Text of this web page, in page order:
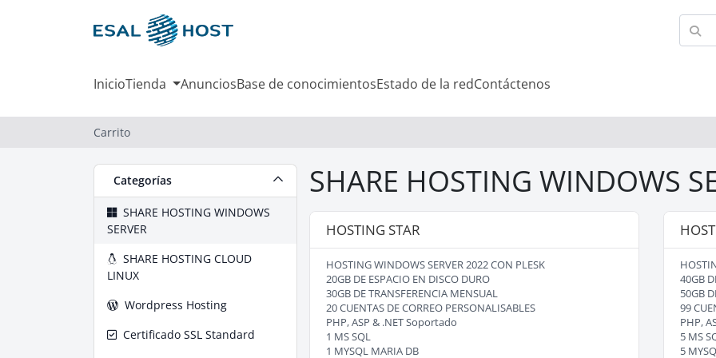
InicioTienda AnunciosBase de conocimientosEstado de la redContáctenos
Carrito
Categorías
SHARE HOSTING WINDOWS
SERVER
SHARE HOSTING CLOUD
LINUX
Wordpress Hosting
Certificado SSL Standard
SHARE HOSTING WINDOWS
HOSTING STAR
HOSTING WINDOWS SERVER 2022 CON PLESK
20GB DE ESPACIO EN DISCO DURO
30GB DE TRANSFERENCIA MENSUAL
20 CUENTAS DE CORREO PERSONALISABLES
PHP, ASP & .NET Soportado
1 MS SQL
1 MYSQL MARIA DB
40GB
50GB
99
PHP,
5 MS
5